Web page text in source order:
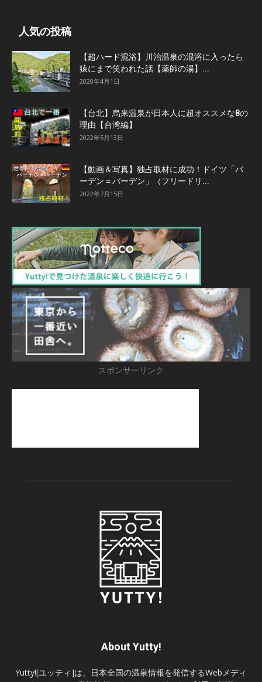
人気の投稿
【超ハード混浴】川治温泉の混浴に入ったら
猿にまで笑われた話【薬師の湯】...
2020年4月1日
【台北】烏来温泉が日本人に超オススメな8の
理由【台湾編】
2022年5月13日
【動画＆写真】独占取材に成功！ドイツ「バ
ーデン＝バーデン」（フリードリ...
2022年7月15日
スポンサーリンク
About Yutty!
Yutty![ユッティ]は、日本全国の温泉情報を発信するWebメディ